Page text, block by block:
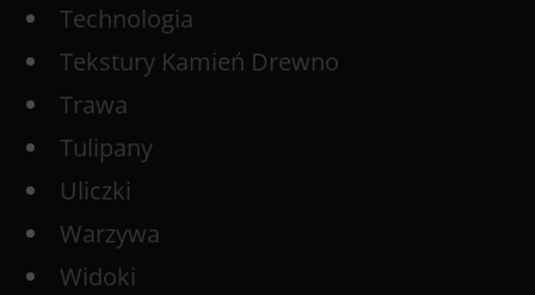
Technologia
Tekstury Kamień Drewno
Trawa
Tulipany
Uliczki
Warzywa
Widoki